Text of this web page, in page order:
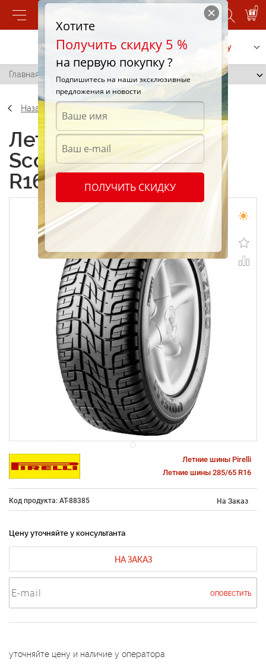
0
Позвонить Заказать услугу
Главная / Pirelli Scorpion Zero 285/65 R16 113H
Назад
Летние шины Pirelli
Scorpion Zero 285/65
R16 113H
Летние шины Pirelli
Летние шины 285/65 R16
Код продукта: AT-88385 На Заказ
Цену уточняйте у консультанта
НА ЗАКАЗ
ОПОВЕСТИТЬ
уточняйте цену и наличие у оператора
Хотите
Получить скидку 5 %
на первую покупку ?
Подпишитесь на наши эксклюзивные
предложения и новости
ПОЛУЧИТЬ СКИДКУ